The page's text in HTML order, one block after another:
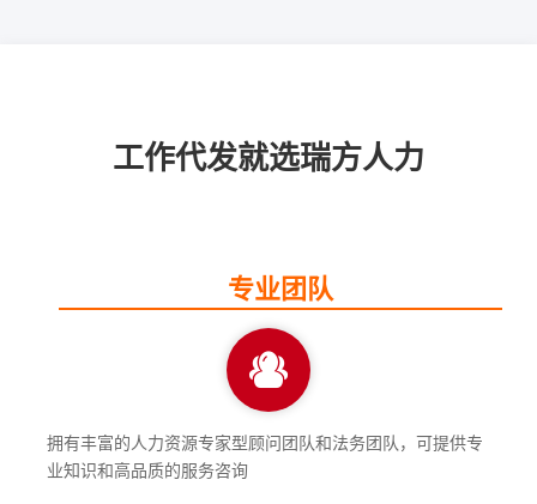
工作代发就选瑞方人力
专业团队
拥有丰富的人力资源专家型顾问团队和法务团队，可提供专
业知识和高品质的服务咨询